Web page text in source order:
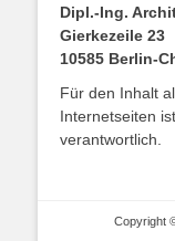
Dipl.-Ing.
Gierkezeile 23
10585 Berlin-
Für den Inhalt
Internetseiten
verantwortlich.
Copyright